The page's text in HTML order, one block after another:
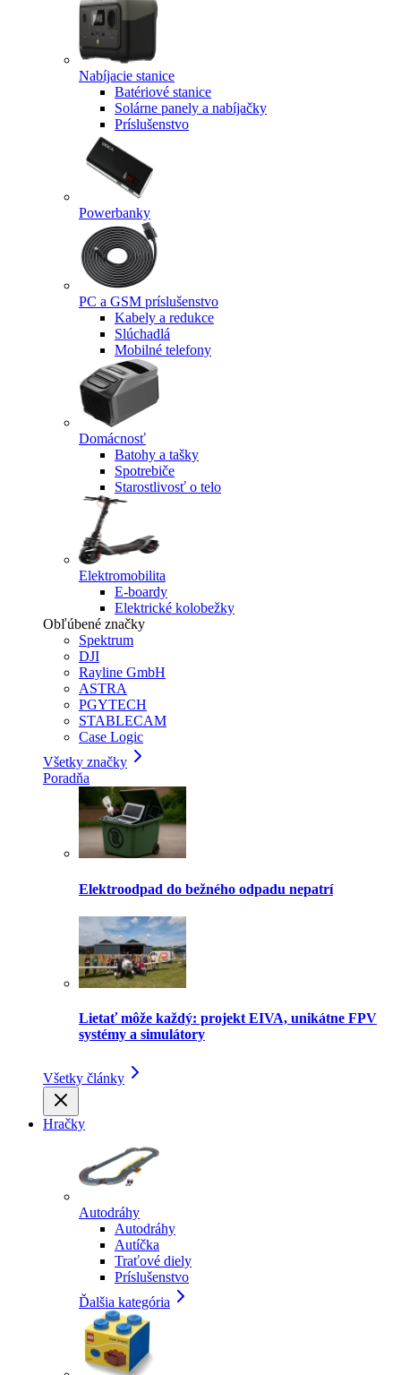
Nabíjacie stanice
Batériové stanice
Solárne panely a nabíjačky
Príslušenstvo
Powerbanky
PC a GSM príslušenstvo
Kabely a redukce
Slúchadlá
Mobilné telefony
Domácnosť
Batohy a tašky
Spotrebiče
Starostlivosť o telo
Elektromobilita
E-boardy
Elektrické kolobežky
Obľúbené značky
Spektrum
DJI
Rayline GmbH
ASTRA
PGYTECH
STABLECAM
Case Logic
Všetky značky
Poradňa
Elektroodpad do bežného odpadu nepatrí
Lietať môže každý: projekt EIVA, unikátne FPV
systémy a simulátory
Všetky články
Hračky
Autodráhy
Autodráhy
Autíčka
Traťové diely
Príslušenstvo
Ďalšia kategória